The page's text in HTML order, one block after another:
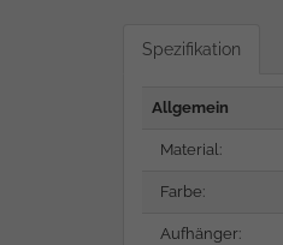
Spezifikation
Allgemein
Material:
Farbe:
Aufhänger: